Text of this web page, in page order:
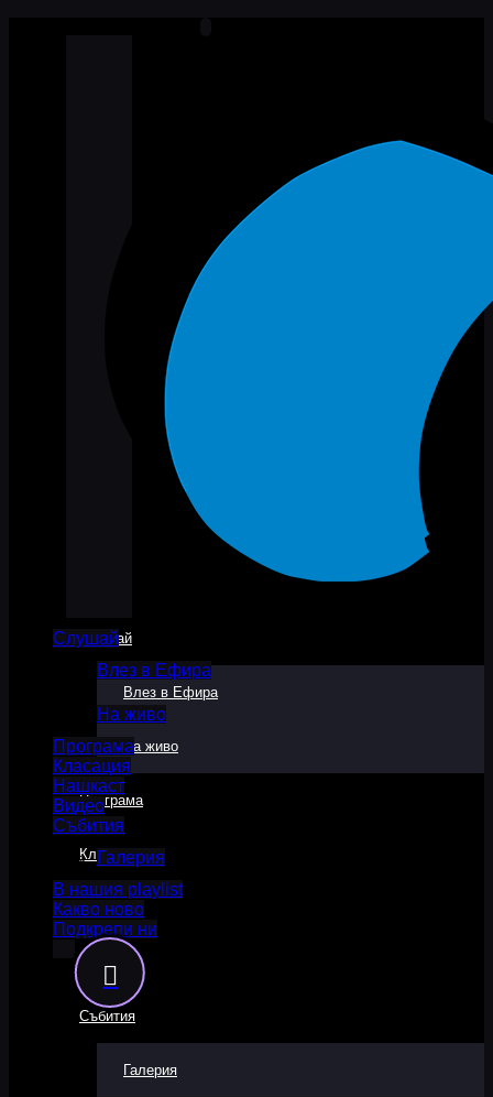
Слушай
Влез в Ефира
На живо
Програма
Класация
Нашкаст
Видео
Събития
Галерия
В нашия playlist
Какво ново
Подкрепи ни
Слушай
Влез в Ефира
На живо
Програма
Класация
Нашкаст
Видео
Събития
Галерия